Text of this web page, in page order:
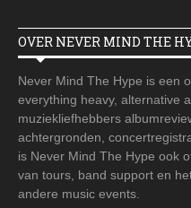
OVER NEVER MIND THE
Never Mind The Hype is een
everything heavy, alternative
muziekliefhebbers
achtergronden,
is Never Mind The Hype ook
van tours, band support en
andere music events.